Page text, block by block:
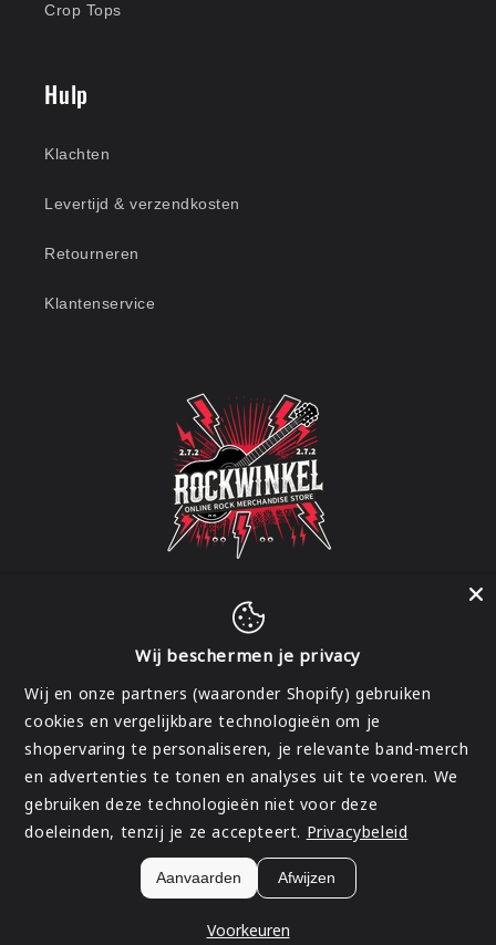
Crop Tops
Hulp
Klachten
Levertijd & verzendkosten
Retourneren
Klantenservice
FacebookInstagram
België | EUR €
Betaalmethoden
Rockwinkel Terugbetalingsbeleid
Wij beschermen je privacy
Wij en onze partners (waaronder Shopify) gebruiken
cookies en vergelijkbare technologieën om je
shopervaring te personaliseren, je relevante band-merch
en advertenties te tonen en analyses uit te voeren. We
gebruiken deze technologieën niet voor deze
doeleinden, tenzij je ze accepteert. Privacybeleid
Aanvaarden Afwijzen
Voorkeuren